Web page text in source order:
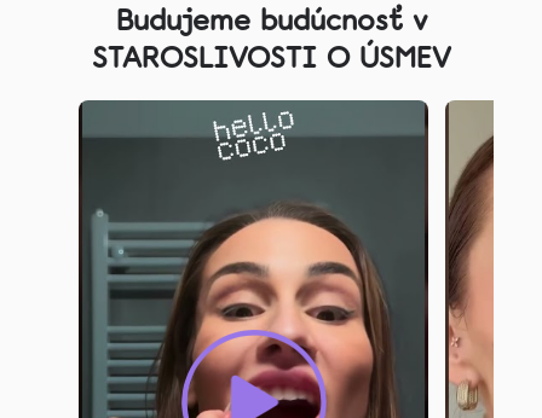
Budujeme budúcnosť v
STAROSLIVOSTI O ÚSMEV